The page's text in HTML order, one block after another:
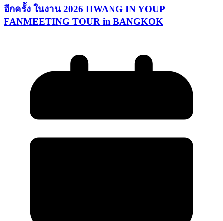
อีกครั้ง ในงาน 2026 HWANG IN YOUP
FANMEETING TOUR in BANGKOK